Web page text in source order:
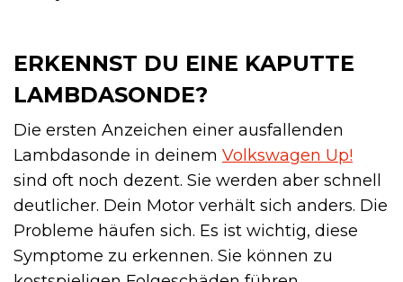
ERKENNST DU EINE KAPUTTE
LAMBDASONDE?
Die ersten Anzeichen einer ausfallenden
Lambdasonde in deinem Volkswagen Up!
sind oft noch dezent. Sie werden aber schnell
deutlicher. Dein Motor verhält sich anders. Die
Probleme häufen sich. Es ist wichtig, diese
Symptome zu erkennen. Sie können zu